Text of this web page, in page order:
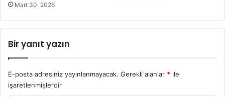
e
K
o
z
e
t
i
r
e
U
g
u
l
a
Mart 30, 2026
Bir yanıt yazın
E-posta adresiniz yayınlanmayacak. Gerekli alanlar * ile
işaretlenmişlerdir